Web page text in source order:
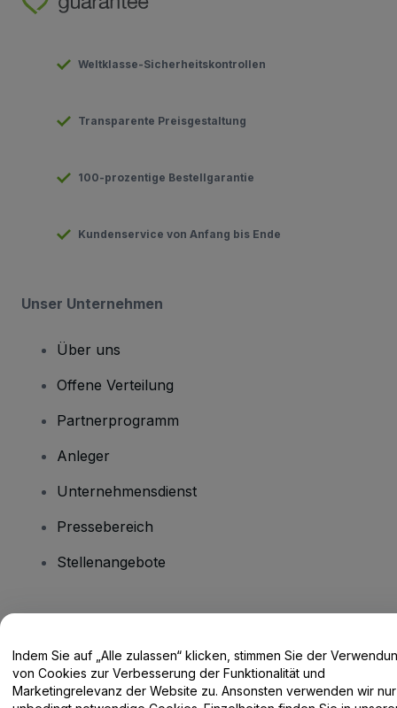
Weltklasse-Sicherheitskontrollen
Transparente Preisgestaltung
100-prozentige Bestellgarantie
Kundenservice von Anfang bis Ende
Unser Unternehmen
Über uns
Offene Verteilung
Partnerprogramm
Anleger
Unternehmensdienst
Pressebereich
Stellenangebote
Hilfe-Center / Kontakt
Indem Sie auf „Alle zulassen“ klicken, stimmen Sie der
von Cookies zur Verbesserung der Funktionalität und
Marketingrelevanz der Website zu. Ansonsten verwenden wir nur